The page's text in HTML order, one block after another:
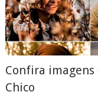
Confira imagens
Chico